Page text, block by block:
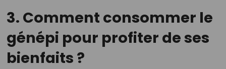
3. Comment consommer le
génépi pour profiter de ses
bienfaits ?